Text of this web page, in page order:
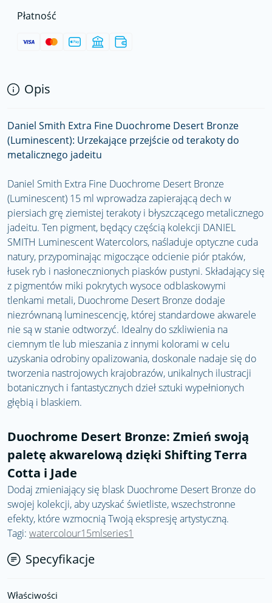
Płatność
Opis
Daniel Smith Extra Fine Duochrome Desert Bronze
(Luminescent): Urzekające przejście od terakoty do
metalicznego jadeitu
Daniel Smith Extra Fine Duochrome Desert Bronze
(Luminescent) 15 ml wprowadza zapierającą dech w
piersiach grę ziemistej terakoty i błyszczącego metalicznego
jadeitu. Ten pigment, będący częścią kolekcji DANIEL
SMITH Luminescent Watercolors, naśladuje optyczne cuda
natury, przypominając migoczące odcienie piór ptaków,
łusek ryb i nasłonecznionych piasków pustyni. Składający się
z pigmentów miki pokrytych wysoce odblaskowymi
tlenkami metali, Duochrome Desert Bronze dodaje
niezrównaną luminescencję, której standardowe akwarele
nie są w stanie odtworzyć. Idealny do szkliwienia na
ciemnym tle lub mieszania z innymi kolorami w celu
uzyskania odrobiny opalizowania, doskonale nadaje się do
tworzenia nastrojowych krajobrazów, unikalnych ilustracji
botanicznych i fantastycznych dzieł sztuki wypełnionych
głębią i blaskiem.
Duochrome Desert Bronze: Zmień swoją
paletę akwarelową dzięki Shifting Terra
Cotta i Jade
Dodaj zmieniający się blask Duochrome Desert Bronze do
swojej kolekcji, aby uzyskać świetliste, wszechstronne
efekty, które wzmocnią Twoją ekspresję artystyczną.
Tagi: watercolour15mlseries1
Specyfikacje
Właściwości